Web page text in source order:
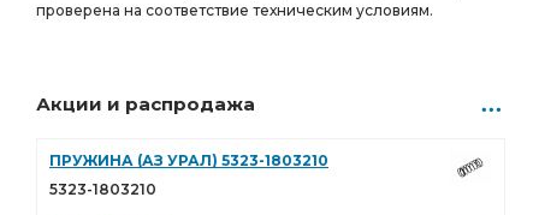
проверена на соответствие техническим условиям.
Акции и распродажа
ПРУЖИНА (АЗ УРАЛ) 5323-1803210
5323-1803210